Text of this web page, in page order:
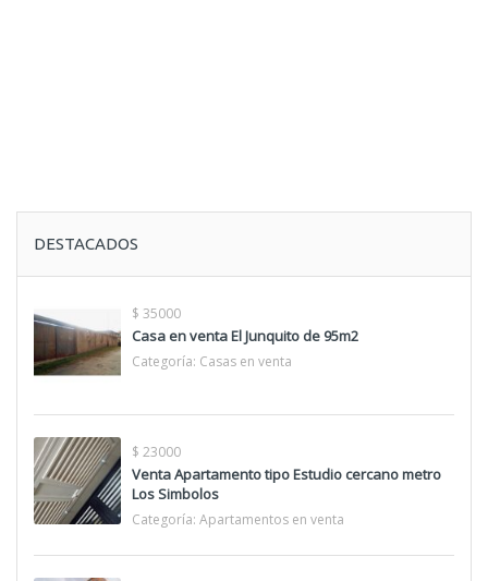
DESTACADOS
$ 35000
Casa en venta El Junquito de 95m2
Categoría: Casas en venta
$ 23000
Venta Apartamento tipo Estudio cercano metro
Los Simbolos
Categoría: Apartamentos en venta